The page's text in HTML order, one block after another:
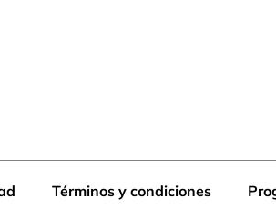
Términos y condiciones